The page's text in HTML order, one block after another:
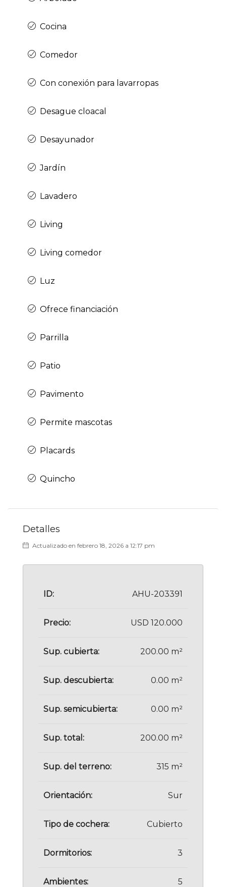
Cocina
Comedor
Con conexión para lavarropas
Desague cloacal
Desayunador
Jardín
Lavadero
Living
Living comedor
Luz
Ofrece financiación
Parrilla
Patio
Pavimento
Permite mascotas
Placards
Quincho
Detalles
Actualizado en febrero 18, 2026 a 12:17 pm
ID: AHU-203391
Precio: USD 120.000
Sup. cubierta: 200.00 m²
Sup. descubierta: 0.00 m²
Sup. semicubierta: 0.00 m²
Sup. total: 200.00 m²
Sup. del terreno: 315 m²
Orientación: Sur
Tipo de cochera: Cubierto
Dormitorios: 3
Ambientes: 5